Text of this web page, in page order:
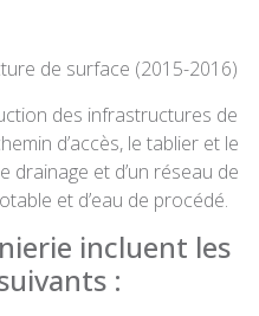
de surface (2015-2016)
des infrastructures de
d’accès, le tablier et le
drainage et d’un réseau de
et d’eau de procédé.
incluent les
: